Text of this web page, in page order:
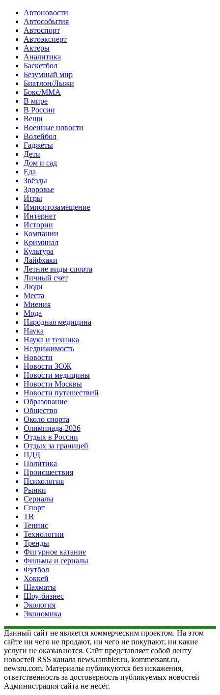
Автоновости
Автособытия
Автоспорт
Автоэксперт
Актеры
Аналитика
Баскетбол
Безумный мир
Биатлон/Лыжи
Бокс/MMA
В мире
В России
Вещи
Военные новости
Волейбол
Гаджеты
Дети
Дом и сад
Еда
Звёзды
Здоровье
Игры
Импортозамещение
Интернет
Истории
Компании
Криминал
Культура
Лайфхаки
Летние виды спорта
Личный счет
Люди
Места
Мнения
Мода
Народная медицина
Наука
Наука и техника
Недвижимость
Новости
Новости ЗОЖ
Новости медицины
Новости Москвы
Новости путешествий
Образование
Общество
Около спорта
Олимпиада-2026
Отдых в России
Отдых за границей
ПДД
Политика
Происшествия
Психология
Рынки
Сериалы
Спорт
ТВ
Теннис
Технологии
Тренды
Фигурное катание
Фильмы и сериалы
Футбол
Хоккей
Шахматы
Шоу-бизнес
Экология
Экономика
Данный сайт не является коммерческим проектом. На этом
сайте ни чего не продают, ни чего не покупают, ни какие
услуги не оказываются. Сайт представляет собой ленту
новостей RSS канала news.rambler.ru, kommersant.ru,
newsru.com. Материалы публикуются без искажения,
ответственность за достоверность публикуемых новостей
Администрация сайта не несёт.